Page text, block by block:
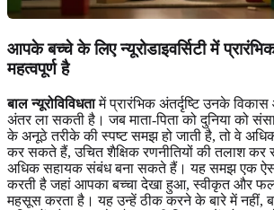
आपके बच्चे के लिए न्यूरोडाइवर्सिटी में
महत्वपूर्ण है
बाल न्यूरोविविधतामें प्रारंभिक अंतर्दृष्टि उनके
अंतर ला सकती है। जब माता-पिता को दुनिया को
के अनूठे तरीके की स्पष्ट समझ हो जाती है, तो वे
कर सकते हैं, उचित शैक्षिक रणनीतियों की तलाश
अधिक सहायक संबंध बना सकते हैं। यह समझ एक ऐसा
करती है जहां आपका बच्चा देखा हुआ, स्वीकृत और
महसूस करता है। यह उन्हें ठीक करने के बारे में नहीं,